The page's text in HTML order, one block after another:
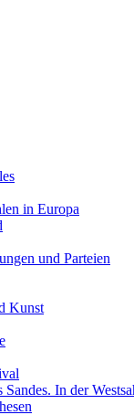
in Europa
und Parteien
Kunst
In der